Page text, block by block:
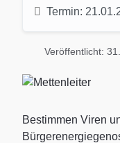
Termin:
Veröffentlicht:
Bestimmen Viren